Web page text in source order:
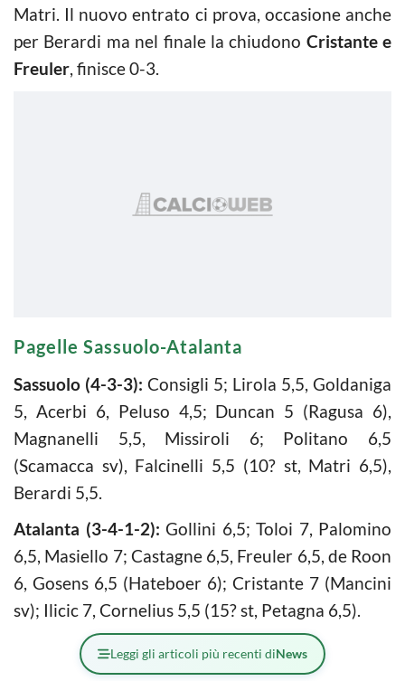
Matri. Il nuovo entrato ci prova, occasione anche
per Berardi ma nel finale la chiudono Cristante e
Freuler, finisce 0-3.
Pagelle Sassuolo-Atalanta
Sassuolo (4-3-3): Consigli 5; Lirola 5,5, Goldaniga
5, Acerbi 6, Peluso 4,5; Duncan 5 (Ragusa 6),
Magnanelli 5,5, Missiroli 6; Politano 6,5
(Scamacca sv), Falcinelli 5,5 (10? st, Matri 6,5),
Berardi 5,5.
Atalanta (3-4-1-2): Gollini 6,5; Toloi 7, Palomino
6,5, Masiello 7; Castagne 6,5, Freuler 6,5, de Roon
6, Gosens 6,5 (Hateboer 6); Cristante 7 (Mancini
sv); Ilicic 7, Cornelius 5,5 (15? st, Petagna 6,5).
Leggi gli articoli più recenti diNews